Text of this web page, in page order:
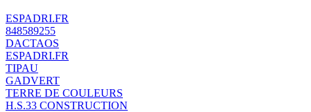
ESPADRI.FR
848589255
DACTAOS
ESPADRI.FR
TIPAU
GADVERT
TERRE DE COULEURS
H.S.33 CONSTRUCTION